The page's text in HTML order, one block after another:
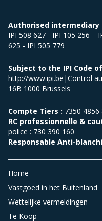
Authorised
IPI 508 627 - IPI 105 256 –
625 - IPI 505 779
Subject to the IPI Code
http://www.ipi.be|Control
16B 1000 Brussels
Compte Tiers : 7350 4856
RC professionnelle &
police : 730 390 160
Responsable Anti-
Home
Vastgoed in het Buitenland
Wettelijke vermeldingen
Te Koop